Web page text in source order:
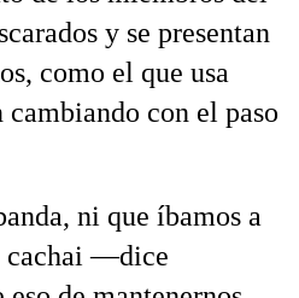
y se presentan
como el que usa
con el paso
ni que íbamos a
cachai —dice